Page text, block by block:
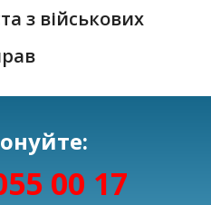
з військових
00 17